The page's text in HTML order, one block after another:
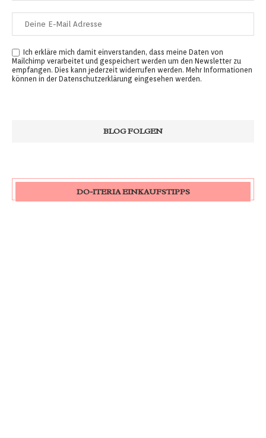
Ich erkläre mich damit einverstanden, dass meine Daten von
Mailchimp verarbeitet und gespeichert werden um den Newsletter zu
empfangen. Dies kann jederzeit widerrufen werden. Mehr Informationen
können in der Datenschutzerklärung eingesehen werden.
DO-ITERIA EINKAUFSTIPPS